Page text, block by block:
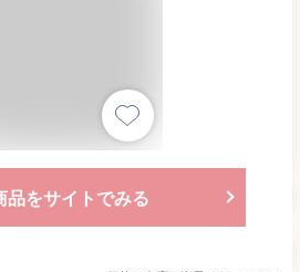
品をサイトでみる